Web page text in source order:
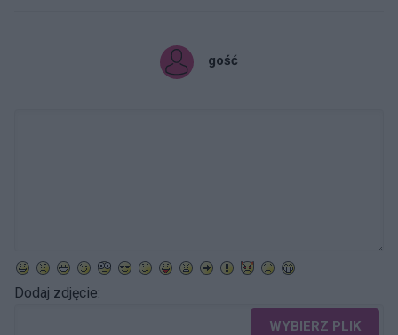
gość
Dodaj zdjęcie:
WYBIERZ PLIK